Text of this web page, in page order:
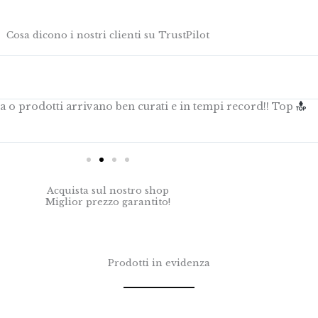
Cosa dicono i nostri clienti su TrustPilot
o prodotti arrivano ben curati e in tempi record!! Top
Acquista sul nostro shop
Miglior prezzo garantito!
Prodotti in evidenza